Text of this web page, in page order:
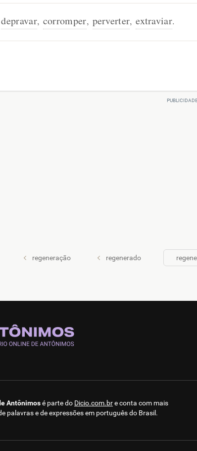
depravar, corromper, perverter, extraviar.
regeneração regenerado
Antônimosé parte do Dicio.com.bre conta com mais
palavras e de expressões em português do Brasil.